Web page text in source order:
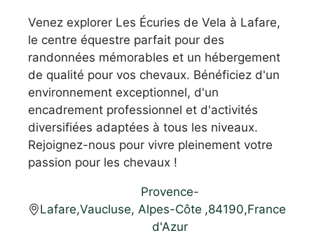
Venez explorer Les Écuries de Vela à Lafare,
le centre équestre parfait pour des
randonnées mémorables et un hébergement
de qualité pour vos chevaux. Bénéficiez d'un
environnement exceptionnel, d'un
encadrement professionnel et d'activités
diversifiées adaptées à tous les niveaux.
Rejoignez-nous pour vivre pleinement votre
passion pour les chevaux !
Lafare,Vaucluse,
Provence-
Alpes-Côte
d'Azur
,84190,France